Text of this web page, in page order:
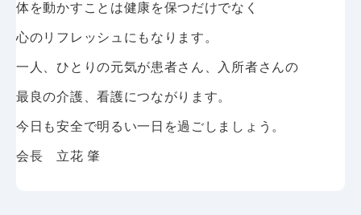
体を動かすことは健康を保つだけでなく
心のリフレッシュにもなります。
一人、ひとりの元気が患者さん、入所者さんの
最良の介護、看護につながります。
今日も安全で明るい一日を過ごしましょう。
会長 立花 肇